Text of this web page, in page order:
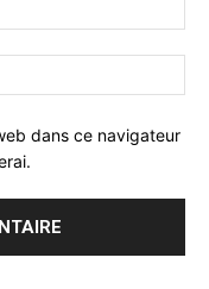
dans ce navigateur